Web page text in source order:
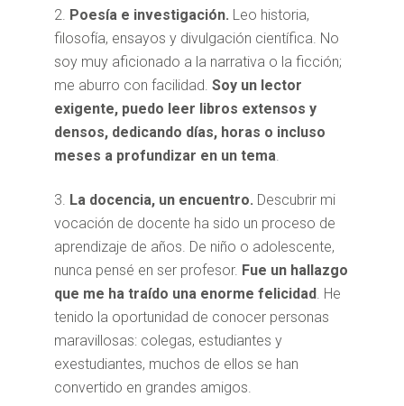
Poesía e investigación. Leo historia,
filosofía, ensayos y divulgación científica. No
soy muy aficionado a la narrativa o la ficción;
me aburro con facilidad. Soy un lector
exigente, puedo leer libros extensos y
densos, dedicando días, horas o incluso
meses a profundizar en un tema.
La docencia, un encuentro. Descubrir mi
vocación de docente ha sido un proceso de
aprendizaje de años. De niño o adolescente,
nunca pensé en ser profesor. Fue un hallazgo
que me ha traído una enorme felicidad. He
tenido la oportunidad de conocer personas
maravillosas: colegas, estudiantes y
exestudiantes, muchos de ellos se han
convertido en grandes amigos.